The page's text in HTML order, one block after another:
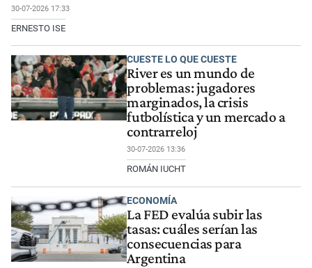
30-07-2026 17:33
ERNESTO ISE
CUESTE LO QUE CUESTE
River es un mundo de
problemas: jugadores
marginados, la crisis
futbolística y un mercado a
contrarreloj
30-07-2026 13:36
ROMÁN IUCHT
ECONOMÍA
La FED evalúa subir las
tasas: cuáles serían las
consecuencias para
Argentina